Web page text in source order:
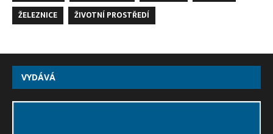
ŽELEZNICE
ŽIVOTNÍ PROSTŘEDÍ
VYDÁVÁ